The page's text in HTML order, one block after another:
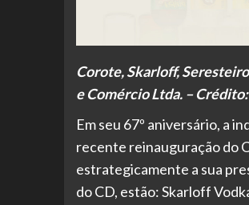
Corote, Skarloff,
e Comércio Ltda. –
Em seu 67º aniversário, a
recente reinauguração do
estrategicamente a sua
do CD, estão: Skarloff